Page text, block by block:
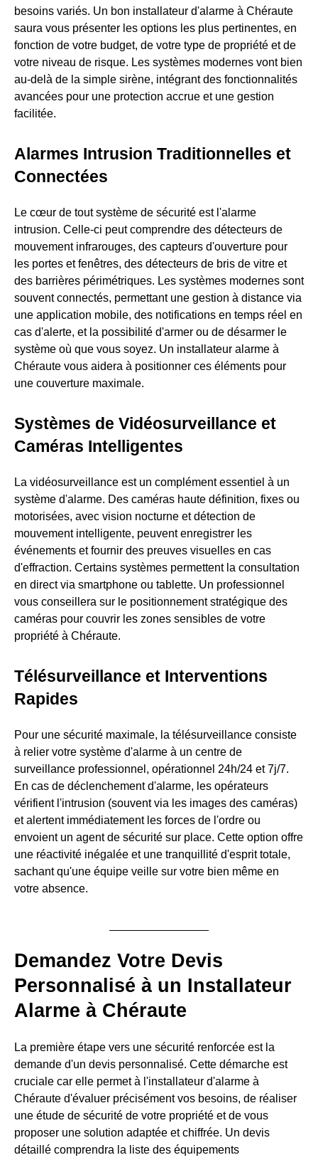
besoins variés. Un bon installateur d'alarme à Chéraute
saura vous présenter les options les plus pertinentes, en
fonction de votre budget, de votre type de propriété et de
votre niveau de risque. Les systèmes modernes vont bien
au-delà de la simple sirène, intégrant des fonctionnalités
avancées pour une protection accrue et une gestion
facilitée.
Alarmes Intrusion Traditionnelles et
Connectées
Le cœur de tout système de sécurité est l'alarme
intrusion. Celle-ci peut comprendre des détecteurs de
mouvement infrarouges, des capteurs d'ouverture pour
les portes et fenêtres, des détecteurs de bris de vitre et
des barrières périmétriques. Les systèmes modernes sont
souvent connectés, permettant une gestion à distance via
une application mobile, des notifications en temps réel en
cas d'alerte, et la possibilité d'armer ou de désarmer le
système où que vous soyez. Un installateur alarme à
Chéraute vous aidera à positionner ces éléments pour
une couverture maximale.
Systèmes de Vidéosurveillance et
Caméras Intelligentes
La vidéosurveillance est un complément essentiel à un
système d'alarme. Des caméras haute définition, fixes ou
motorisées, avec vision nocturne et détection de
mouvement intelligente, peuvent enregistrer les
événements et fournir des preuves visuelles en cas
d'effraction. Certains systèmes permettent la consultation
en direct via smartphone ou tablette. Un professionnel
vous conseillera sur le positionnement stratégique des
caméras pour couvrir les zones sensibles de votre
propriété à Chéraute.
Télésurveillance et Interventions
Rapides
Pour une sécurité maximale, la télésurveillance consiste
à relier votre système d'alarme à un centre de
surveillance professionnel, opérationnel 24h/24 et 7j/7.
En cas de déclenchement d'alarme, les opérateurs
vérifient l'intrusion (souvent via les images des caméras)
et alertent immédiatement les forces de l'ordre ou
envoient un agent de sécurité sur place. Cette option offre
une réactivité inégalée et une tranquillité d'esprit totale,
sachant qu'une équipe veille sur votre bien même en
votre absence.
Demandez Votre Devis
Personnalisé à un Installateur
Alarme à Chéraute
La première étape vers une sécurité renforcée est la
demande d'un devis personnalisé. Cette démarche est
cruciale car elle permet à l'installateur d'alarme à
Chéraute d'évaluer précisément vos besoins, de réaliser
une étude de sécurité de votre propriété et de vous
proposer une solution adaptée et chiffrée. Un devis
détaillé comprendra la liste des équipements